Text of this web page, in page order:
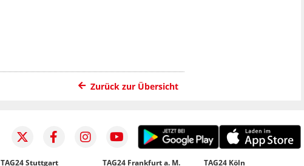
Zurück zur Übersicht
TAG24 Stuttgart TAG24 Frankfurt a. M. TAG24 Köln